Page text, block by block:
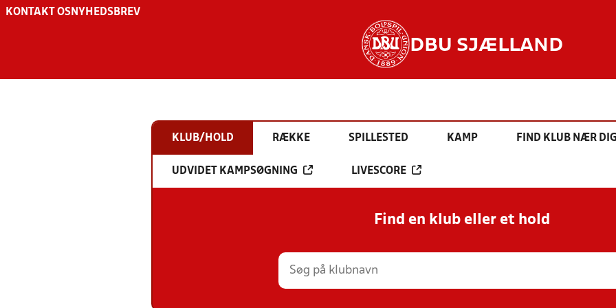
KONTAKT OS NYHEDSBREV
DBU SJÆLLAND
KLUB/HOLD RÆKKE SPILLESTED KAMP FIND KLUB NÆR
UDVIDET KAMPSØGNING LIVESCORE
Find en klub eller et hold